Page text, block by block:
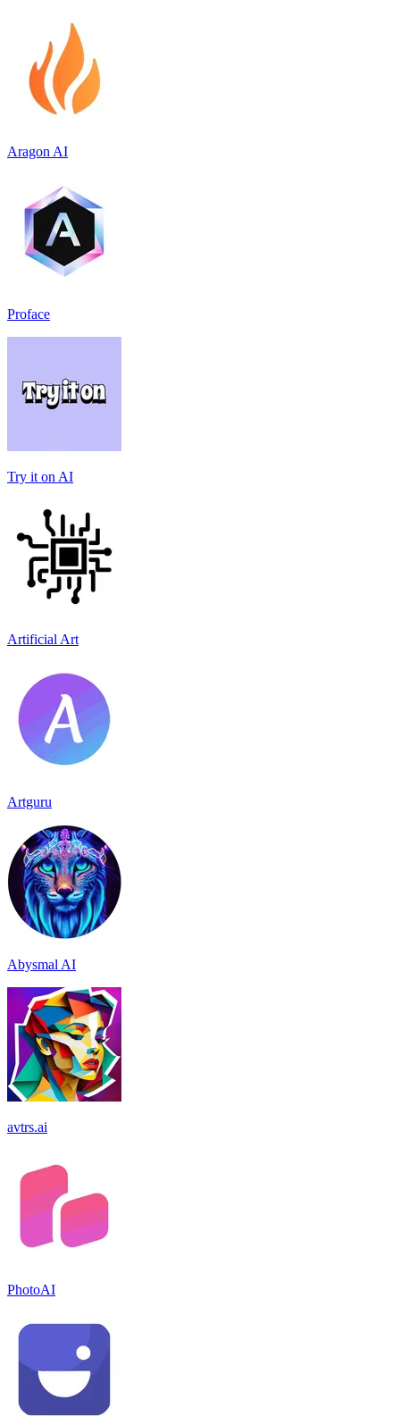
Aragon AI
Proface
Try it on AI
Artificial Art
Artguru
Abysmal AI
avtrs.ai
PhotoAI